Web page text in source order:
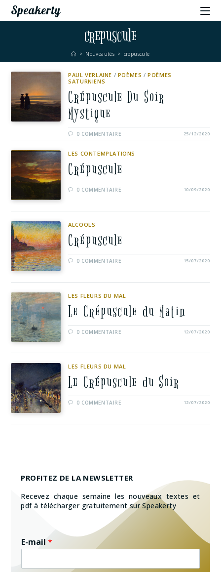
Speakerty
crepuscule
> Nouveautés > crepuscule
PAUL VERLAINE / POÈMES /POÈMES
SATURNIENS
Crépuscule Du Soir
Mystique
0 COMMENTAIRE 25/12/2020
LES CONTEMPLATIONS
Crépuscule
0 COMMENTAIRE 10/09/2020
ALCOOLS
Crépuscule
0 COMMENTAIRE 15/07/2020
LES FLEURS DU MAL
Le Crépuscule du Matin
0 COMMENTAIRE 12/07/2020
LES FLEURS DU MAL
Le Crépuscule du Soir
0 COMMENTAIRE 12/07/2020
PROFITEZ DE LA NEWSLETTER
Recevez chaque semaine les nouveaux textes et
pdf à télécharger gratuitement sur Speakerty
E-mail*